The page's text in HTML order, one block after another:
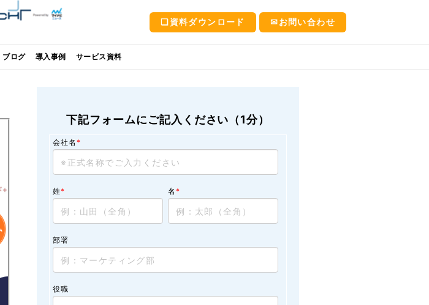
❑資料ダウンロード ✉お問い合わせ
ブログ 導入事例 サービス資料
下記フォームにご記入ください（1分）
会社名*
姓* 名*
部署
役職